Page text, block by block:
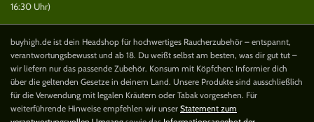
16:30 Uhr)
buyhigh.de ist dein Headshop für hochwertiges Raucherzubehör – entspannt,
verantwortungsbewusst und ab 18. Du weißt selbst am besten, was dir gut tut –
wir liefern nur das passende Zubehör. Konsum mit Köpfchen: Informier dich
über die geltenden Gesetze in deinem Land. Unsere Produkte sind ausschließlich
für die Verwendung mit legalen Kräutern oder Tabak vorgesehen. Für
weiterführende Hinweise empfehlen wir unser Statement zum